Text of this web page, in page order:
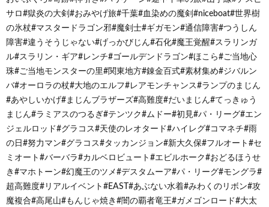
サロ#獄炎の大剣#おみやげ旅#千葉#血染めの魔剣#niceboat#世界樹
の氷杖#マスタードラゴン邪#魔剣士#ギガモン#通信障害#つうしん
障害#違うそうじゃない#げっかびじん#石化#魔王覚醒#スラリンガ
ル#スラリン・ギア#レンチ#ゴールデンドラゴン#ほこら#ご当地心
珠#ご当地モンスターの里#関東地方#錬金百式#素材集め#ジバルン
バ#オーロラの杖#大地のエルフ#レアモンチャンス#ランプのまじん
#あやしいかげ#まじんブラザーズ#高難度#だいまじん#てっきゅう
まじん#ラミアスのつるぎ#テンツク#ムドー#初見#パ・リーグ#エン
ジェルロッド#グラコス#天使のレオタード#ハイレグ#コマネチ#雨
の日#努力マン#グラコス#タッカンジョン#新大久保#フルオート#セ
ミオート#バーバラ#カルベロビュート#エビルホーク#おどるほうせ
き#マホトーン#幻魔王のツメ#デスタムーア#パ・リーグ#モングラ#
超高難度#リアルイベント#EAST#あぶない水着#みわくのリボン#攻
魔複合#高尾山#もんじゃ焼き#闇の覇者竜王#ガメゴンロード#大太